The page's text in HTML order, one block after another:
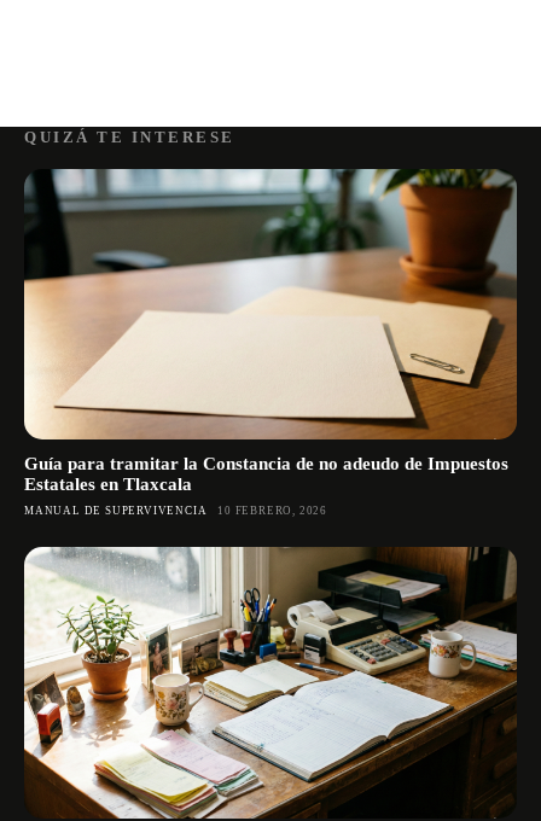
QUIZÁ TE INTERESE
Guía para tramitar la Constancia de no adeudo de Impuestos
Estatales en Tlaxcala
MANUAL DE SUPERVIVENCIA 10 FEBRERO, 2026